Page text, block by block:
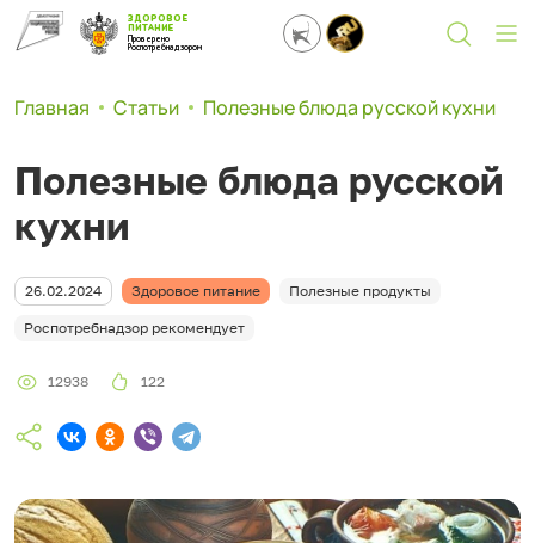
ЗДОРОВОЕ
ПИТАНИЕ
Проверено
Роспотребнадзором
Главная Статьи Полезные блюда русской кухни
Полезные блюда русской
кухни
26.02.2024 Здоровое питание Полезные продукты
Роспотребнадзор рекомендует
12938 122